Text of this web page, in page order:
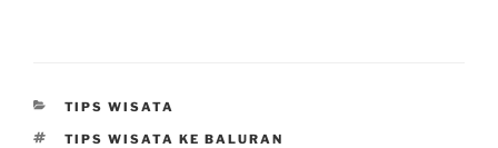
CATEGORIES
TIPS WISATA
TAGS
TIPS WISATA KE BALURAN